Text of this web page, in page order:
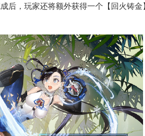
后，玩家还将额外获得一个【回火铸